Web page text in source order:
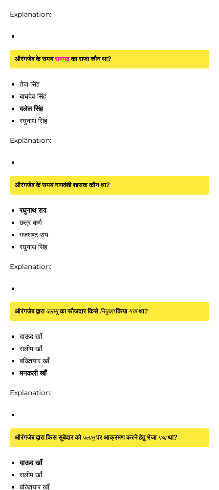
Explanation:
औरंगजेब के समयरामगढ़का राजा कौन था?
तेज सिंह
बाघदेव सिंह
दलेल सिंह
रघुनाथ सिंह
Explanation:
औरंगजेब के समय नागवंशी शासक कौन था?
रघुनाथ राय
छत्र कर्ण
गजघण्ट राय
रघुनाथ सिंह
Explanation:
औरंगजेब द्वारा पलामूका फौजदार किसे नियुक्तकिया गयाथा?
दाऊद खाँ
सलीम खाँ
बख्तियार खाँ
मनकली खाँ
Explanation:
औरंगजेब द्वारा किस सूबेदार को पलामूपर आक्रमण करने हेतु भेजा गयाथा?
दाऊद खाँ
सलीम खाँ
बख्तियार खाँ